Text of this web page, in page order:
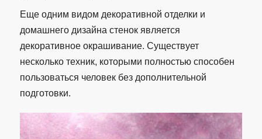
Еще одним видом декоративной отделки и
домашнего дизайна стенок является
декоративное окрашивание. Существует
несколько техник, которыми полностью способен
пользоваться человек без дополнительной
подготовки.